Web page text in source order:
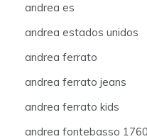
andrea es
andrea estados unidos
andrea ferrato
andrea ferrato jeans
andrea ferrato kids
andrea fontebasso